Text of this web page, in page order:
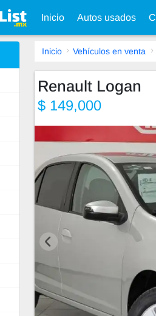
Inicio Autos usados
Inicio Vehículos en venta
Renault Logan
$ 149,000